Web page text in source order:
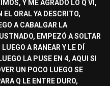
Y ME AGRADÓ LO Q VI,
ORAL YA DESCRITO,
A CABALGAR LA
EMPEZÓ A SOLTAR
A RANEAR Y LE DÍ
LA PUSE EN 4, AQUI SI
UN POCO LUEGO SE
Q LE ENTRE DURO,